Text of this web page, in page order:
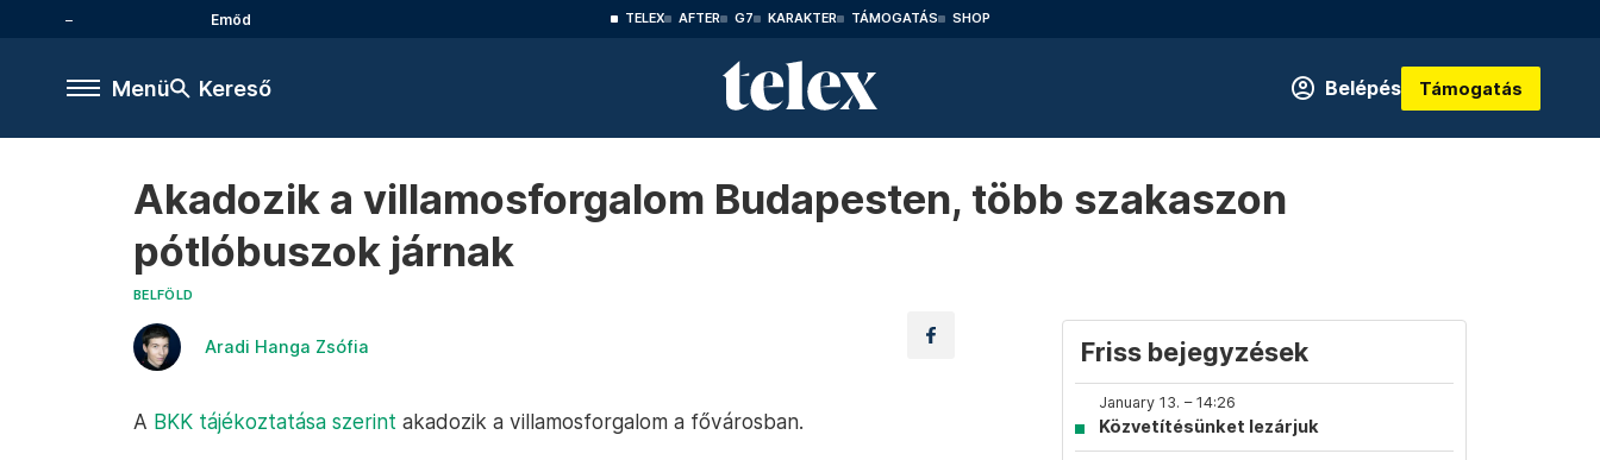
Emőd TELEX AFTER G7 KARAKTER TÁMOGATÁS SHOP
Menü Kereső Belépés Támogatás
Akadozik a villamosforgalom Budapesten, több szakaszon
pótlóbuszok járnak
BELFÖLD
Aradi Hanga Zsófia
A BKK tájékoztatása szerint akadozik a villamosforgalom a fővárosban.
Friss bejegyzések
January 13. – 14:26
Közvetítésünket lezárjuk